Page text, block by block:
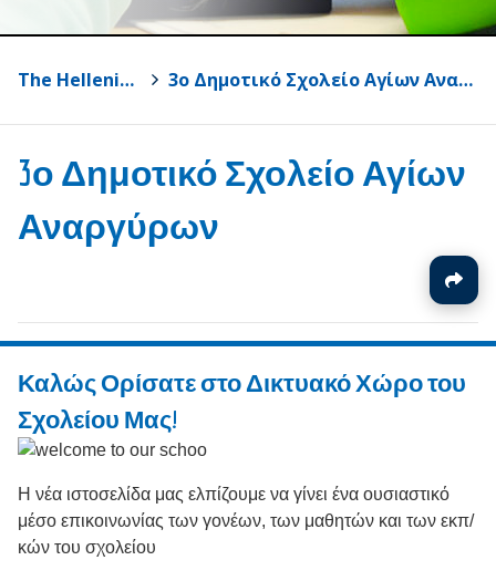
The Hellenic Page > 3ο Δημοτικό Σχολείο Αγίων Αναργύρων
3ο Δημοτικό Σχολείο Αγίων
Αναργύρων
Καλώς Ορίσατε στο Δικτυακό Χώρο του
Σχολείου Μας!
Η νέα ιστοσελίδα μας ελπίζουμε να γίνει ένα ουσιαστικό
μέσο επικοινωνίας των γονέων, των μαθητών και των εκπ/
κών του σχολείου